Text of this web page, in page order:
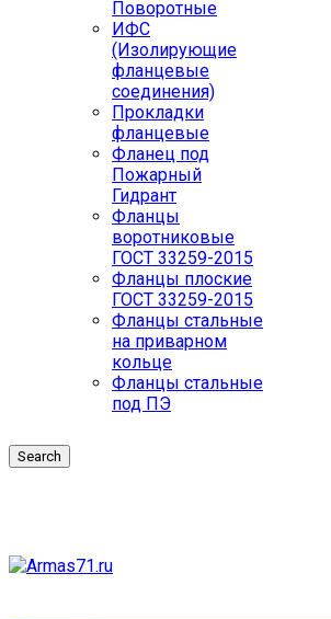
Поворотные
ИФС
(Изолирующие
фланцевые
соединения)
Прокладки
фланцевые
Фланец под
Пожарный
Гидрант
Фланцы
воротниковые
ГОСТ 33259-2015
Фланцы плоские
ГОСТ 33259-2015
Фланцы стальные
на приварном
кольце
Фланцы стальные
под ПЭ
Search